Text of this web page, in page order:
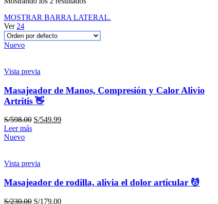
MOSTRAR BARRA LATERAL.
Ver 24
Nuevo
Vista previa
Masajeador de Manos, Compresión y Calor Alivio
Artritis 👋
S/598.00 S/549.99
Leer más
Nuevo
Vista previa
Masajeador de rodilla, alivia el dolor articular 💆
S/230.00 S/179.00